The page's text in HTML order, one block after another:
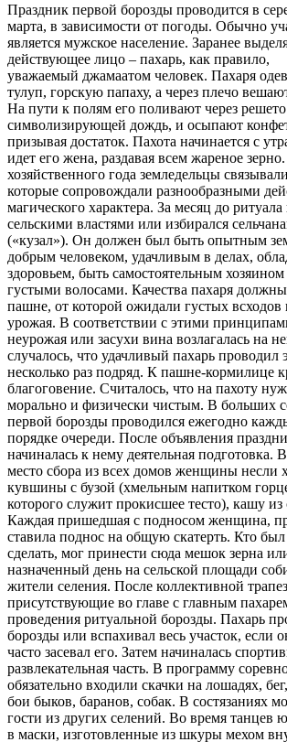
Праздник первой борозды проводится в
марта, в зависимости от погоды. Обычно
является мужское население. Заранее
действующее лицо – пахарь, как правило,
уважаемый джамаатом человек. Пахаря
тулуп, горскую папаху, а через плечо
На пути к полям его поливают через
символизирующей дождь, и осыпают
призывая достаток. Пахота начинается с
идет его жена, раздавая всем жареное
хозяйственного года земледельцы
которые сопровождали разнообразными
магического характера. За месяц до ритуала
сельскими властями или избирался
(«кузал»). Он должен был быть опытным
добрым человеком, удачливым в делах,
здоровьем, быть самостоятельным хозяином
густыми волосами. Качества пахаря
пашне, от которой ожидали густых всходов
урожая. В соответствии с этими
неурожая или засухи вина возлагалась на
случалось, что удачливый пахарь проводил
несколько раз подряд. К пашне-кормилице
благоговение. Считалось, что на пахоту
морально и физически чистым. В больших
первой борозды проводился ежегодно
порядке очереди. После объявления
начиналась к нему деятельная подготовка.
место сбора из всех домов женщины несли
кувшины с бузой (хмельным напитком
которого служит прокисшее тесто), кашу из
Каждая пришедшая с подносом женщина,
ставила поднос на общую скатерть. Кто
сделать, мог принести сюда мешок зерна
назначенный день на сельской площади
жители селения. После коллективной
присутствующие во главе с главным
проведения ритуальной борозды. Пахарь
борозды или вспахивал весь участок, если
часто засевал его. Затем начиналась
развлекательная часть. В программу
обязательно входили скачки на лошадях,
бои быков, баранов, собак. В состязаниях
гости из других селений. Во время танцев
в маски, изготовленные из шкуры мехом